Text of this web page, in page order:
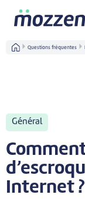
Questions fréquentes
Général
Internet ?